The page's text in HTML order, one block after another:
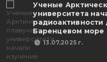
Ученые
университета
Баренцевом море
13.07.2025 г.